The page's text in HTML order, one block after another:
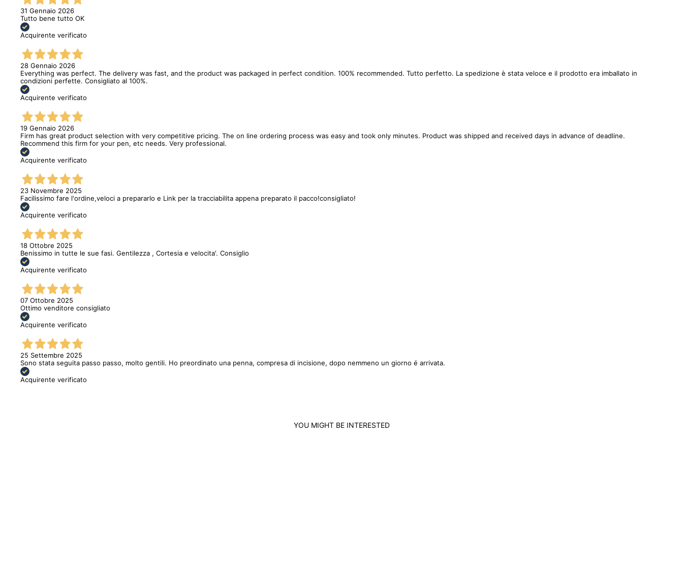
31 Gennaio 2026
Tutto bene tutto OK
Acquirente verificato
28 Gennaio 2026
Everything was perfect. The delivery was fast, and the product was packaged in perfect condition. 100% recommended. Tutto perfetto. La spedizione è stata veloce e il prodotto era imballato in
condizioni perfette. Consigliato al 100%.
Acquirente verificato
19 Gennaio 2026
Firm has great product selection with very competitive pricing. The on line ordering process was easy and took only minutes. Product was shipped and received days in advance of deadline.
Recommend this firm for your pen, etc needs. Very professional.
Acquirente verificato
23 Novembre 2025
Facilissimo fare l'ordine,veloci a prepararlo e Link per la tracciabilita appena preparato il pacco!consigliato!
Acquirente verificato
18 Ottobre 2025
Benissimo in tutte le sue fasi. Gentilezza , Cortesia e velocita'. Consiglio
Acquirente verificato
07 Ottobre 2025
Ottimo venditore consigliato
Acquirente verificato
25 Settembre 2025
Sono stata seguita passo passo, molto gentili. Ho preordinato una penna, compresa di incisione, dopo nemmeno un giorno é arrivata.
Acquirente verificato
YOU MIGHT BE INTERESTED